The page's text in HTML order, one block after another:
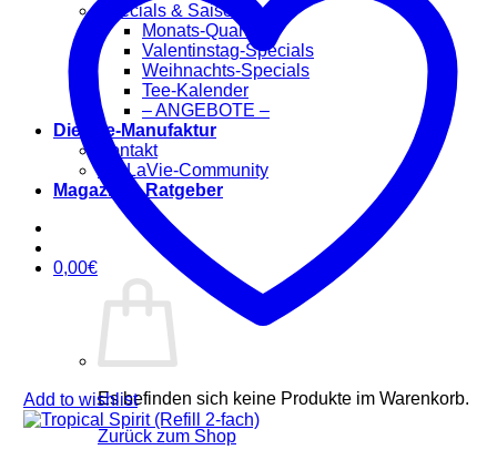
Specials & Saisonal
Monats-Quartett
Valentinstag-Specials
Weihnachts-Specials
Tee-Kalender
– ANGEBOTE –
Die Tee-Manufaktur
Kontakt
TeaLaVie-Community
Magazin & Ratgeber
0,00€
Es befinden sich keine Produkte im Warenkorb.
Zurück zum Shop
Add to wishlist